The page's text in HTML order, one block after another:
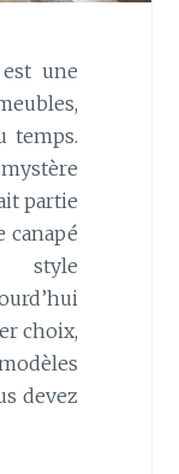
est une
temps.
partie
canapé
style
choix,
devez